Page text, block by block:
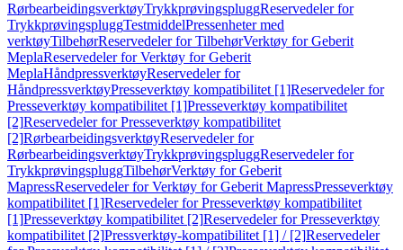
RørbearbeidingsverktøyTrykkprøvingspluggReservedeler for
TrykkprøvingspluggTestmiddelPressenheter med
verktøyTilbehørReservedeler for TilbehørVerktøy for Geberit
MeplaReservedeler for Verktøy for Geberit
MeplaHåndpressverktøyReservedeler for
HåndpressverktøyPresseverktøy kompatibilitet [1]Reservedeler for
Presseverktøy kompatibilitet [1]Presseverktøy kompatibilitet
[2]Reservedeler for Presseverktøy kompatibilitet
[2]RørbearbeidingsverktøyReservedeler for
RørbearbeidingsverktøyTrykkprøvingspluggReservedeler for
TrykkprøvingspluggTilbehørVerktøy for Geberit
MapressReservedeler for Verktøy for Geberit MapressPresseverktøy
kompatibilitet [1]Reservedeler for Presseverktøy kompatibilitet
[1]Presseverktøy kompatibilitet [2]Reservedeler for Presseverktøy
kompatibilitet [2]Pressverktøy-kompatibilitet [1] / [2]Reservedeler